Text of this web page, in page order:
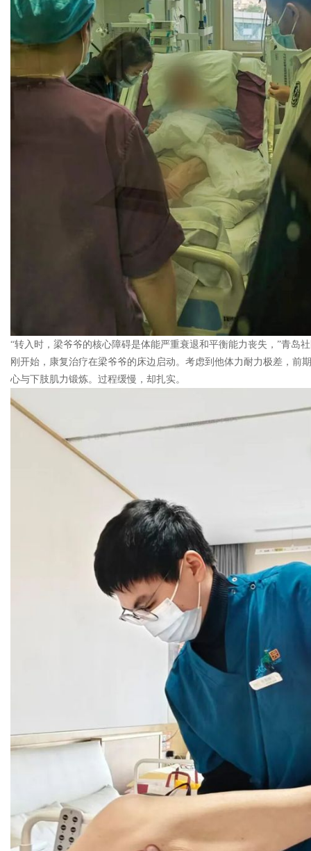
“转入时，梁爷爷的核心障碍是体能严重衰退和平衡能力丧失，”青岛
刚开始，康复治疗在梁爷爷的床边启动。考虑到他体力耐力极差，
心与下肢肌力锻炼。过程缓慢，却扎实。